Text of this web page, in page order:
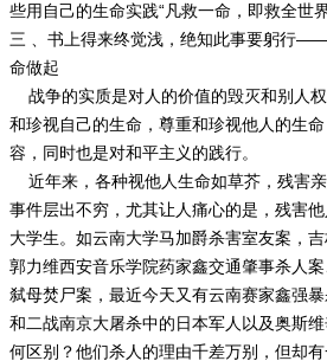
些用自己的生命实践“凡救一命，即救全世
三 、书上得来终觉浅，绝知此事要躬行
命做起
战争的实质是对人的价值的毁灭和别人
和珍视自己的生命，尊重和珍视他人的生
容，同时也是对和平主义的践行。
近年来，各种视他人生命如草芥，残害
事件层出不穷，尤其让人痛心的是，残害
大学生。如云南大学马加爵杀害室友案，
郭力维西安音乐学院药家鑫交通肇事杀人
弑母焚尸案，最近今天又有云南赛家鑫强
和二战南京大屠杀中的日本军人以及奥斯
何区别？他们杀人的理由千差万别，但却